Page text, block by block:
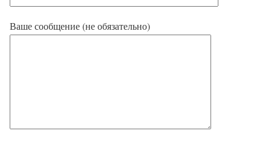
Ваше сообщение (не обязательно)